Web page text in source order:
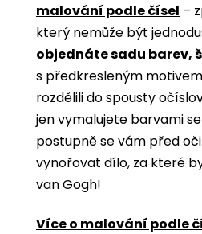
malování podle čísel ­­–
který nemůže být
objednáte sadu barev,
s předkresleným
rozdělili do spousty
jen vymalujete barvami
postupně se vám před
vynořovat dílo, za které
van Gogh!
Více o malování podle